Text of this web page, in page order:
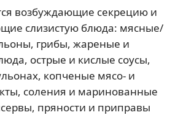
возбуждающие секрецию и
слизистую блюда: мясные/
грибы, жареные и
острые и кислые соусы,
копченые мясо- и
соления и маринованные
пряности и приправы